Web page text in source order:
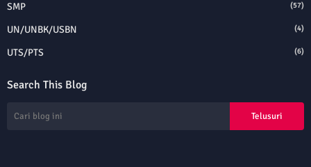
SMP (57)
UN/UNBK/USBN (4)
UTS/PTS (6)
Search This Blog